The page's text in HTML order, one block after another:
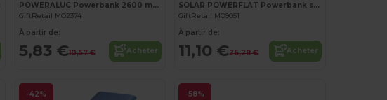
POWERALUC Powerbank 2600 mAh
GiftRetail MO2374
À partir de:
5,83 €10,57 € Acheter
SOLAR POWERFLAT Powerbank solaire 8000mAh
GiftRetail MO9051
À partir de:
11,10 €26,28 € Acheter
-42% -58%